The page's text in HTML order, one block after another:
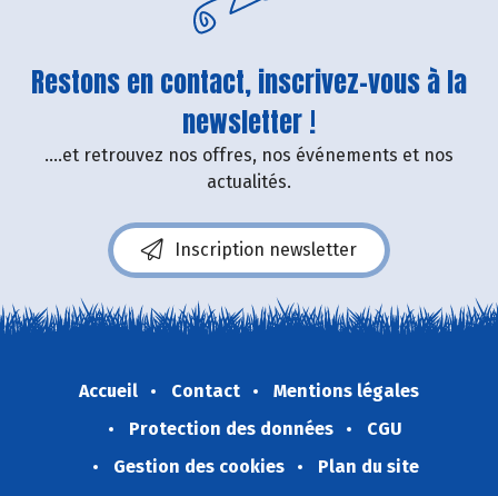
Restons en contact, inscrivez-vous à la
newsletter !
....et retrouvez nos offres, nos événements et nos
actualités.
Inscription newsletter
Accueil Contact
Mentions légales
Protection des données
CGU
Gestion des cookies
Plan du site